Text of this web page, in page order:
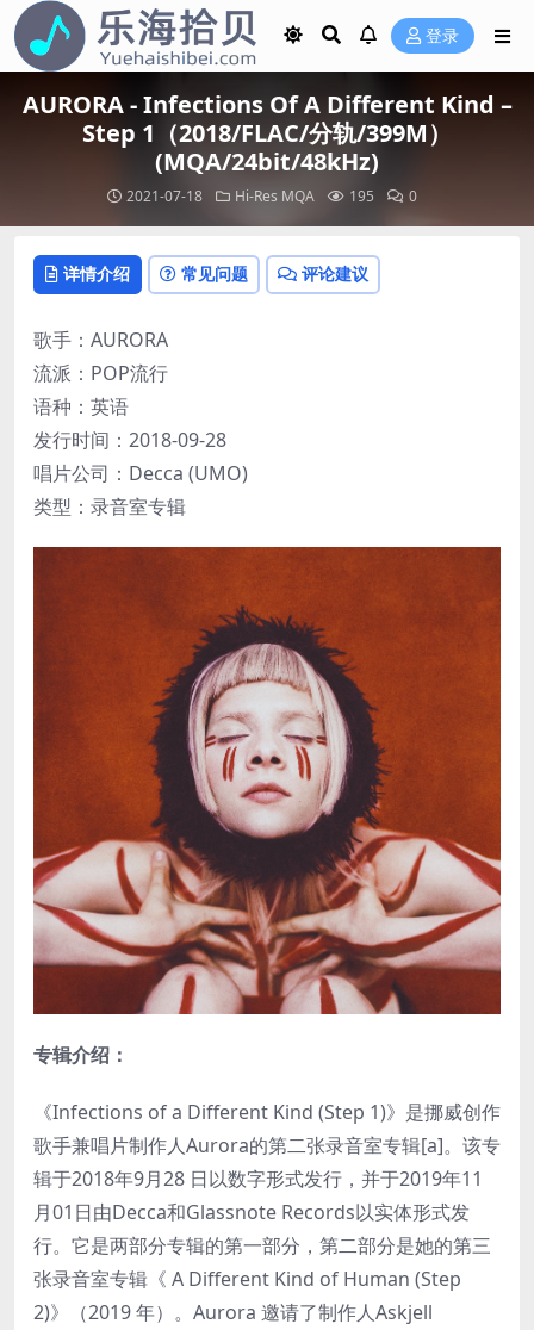
登录
AURORA - Infections Of A Different Kind –
Step 1（2018/FLAC/分轨/399M）
(MQA/24bit/48kHz)
2021-07-18 Hi-Res MQA 195 0
详情介绍 常见问题 评论建议
歌手：AURORA
流派：POP流行
语种：英语
发行时间：2018-09-28
唱片公司：Decca (UMO)
类型：录音室专辑
专辑介绍：
《Infections of a Different Kind (Step 1)》是挪威创作
歌手兼唱片制作人Aurora的第二张录音室专辑[a]。该专
辑于2018年9月28 日以数字形式发行，并于2019年11
月01日由Decca和Glassnote Records以实体形式发
行。它是两部分专辑的第一部分，第二部分是她的第三
张录音室专辑《 A Different Kind of Human (Step
2)》（2019 年）。Aurora 邀请了制作人Askjell